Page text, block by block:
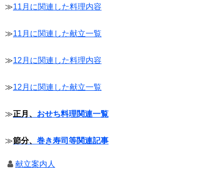
≫11月に関連した料理内容
≫11月に関連した献立一覧
≫12月に関連した料理内容
≫12月に関連した献立一覧
≫正月、 おせち料理関連一覧
≫節分、 巻き寿司等関連記事
献立案内人